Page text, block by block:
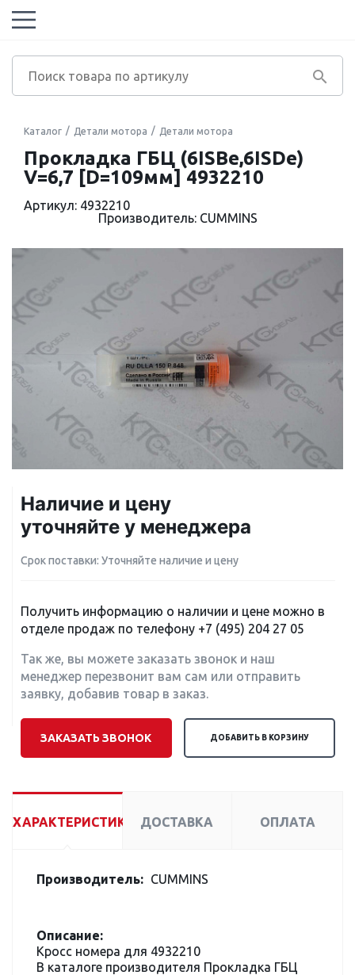
Каталог Детали мотора Детали мотора
Прокладка ГБЦ (6ISBe,6ISDe)
V=6,7 [D=109мм] 4932210
Артикул: 4932210
Производитель: CUMMINS
Наличие и цену
уточняйте у менеджера
Срок поставки: Уточняйте наличие и цену
Получить информацию о наличии и цене можно в
отделе продаж по телефону +7 (495) 204 27 05
Так же, вы можете заказать звонок и наш
менеджер перезвонит вам сам или отправить
заявку, добавив товар в заказ.
ЗАКАЗАТЬ ЗВОНОК ДОБАВИТЬ В КОРЗИНУ
ХАРАКТЕРИСТИКИ ДОСТАВКА ОПЛАТА
Производитель: CUMMINS
Описание:
Кросс номера для 4932210
В каталоге производителя Прокладка ГБЦ